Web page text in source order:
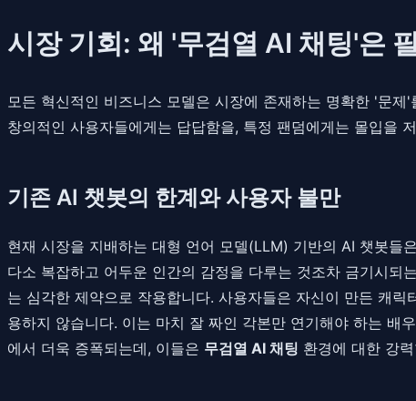
시장 기회: 왜 '무검열 AI 채팅'은
모든 혁신적인 비즈니스 모델은 시장에 존재하는 명확한 '문
창의적인 사용자들에게는 답답함을, 특정 팬덤에게는 몰입을
기존 AI 챗봇의 한계와 사용자 불만
현재 시장을 지배하는 대형 언어 모델(LLM) 기반의 AI 챗봇들
다소 복잡하고 어두운 인간의 감정을 다루는 것조차 금기시
는 심각한 제약으로 작용합니다. 사용자들은 자신이 만든 캐
용하지 않습니다. 이는 마치 잘 짜인 각본만 연기해야 하는 배
에서 더욱 증폭되는데, 이들은 무검열 AI 채팅 환경에 대한 강